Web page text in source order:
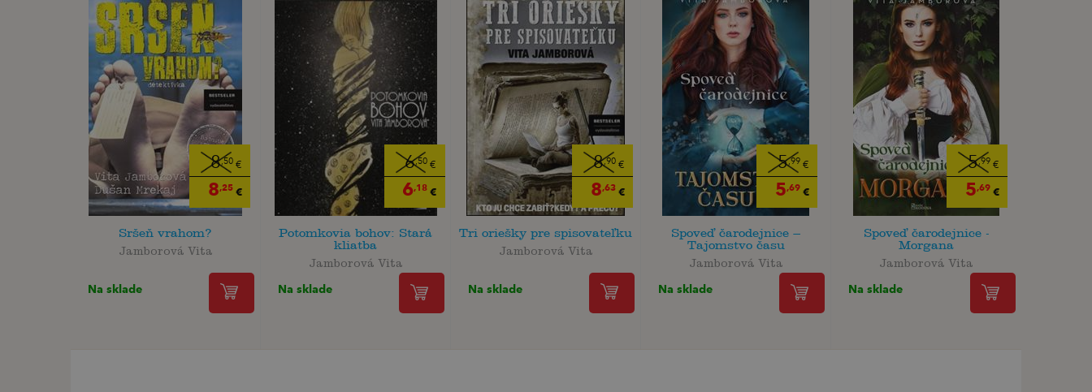
8,50€
8,25€
Sršeň vrahom?
Jamborová Vita
Na sklade
6,50 €
6,18 €
Potomkovia bohov: Stará
kliatba
Jamborová Vita
Na sklade
8,90€
8,63€
Tri oriešky pre spisovateľku
Jamborová Vita
Na sklade
5,99 €
5,69€
Spoveď čarodejnice –
Tajomstvo času
Jamborová Vita
Na sklade
5,99 €
5,69€
Spoveď čarodejnice -
Morgana
Jamborová Vita
Na sklade